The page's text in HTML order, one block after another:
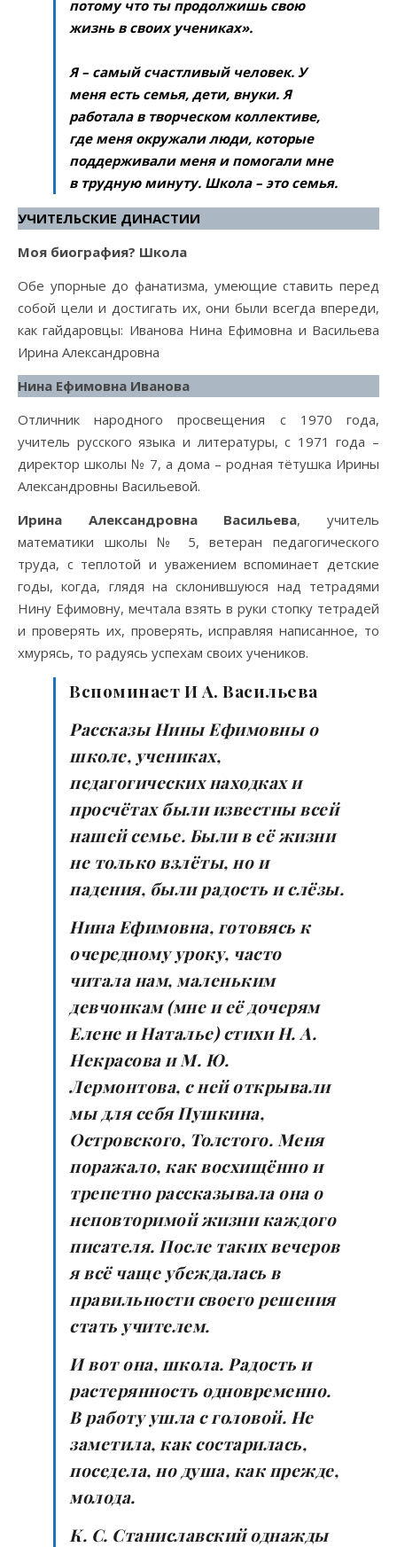
потому что ты продолжишь свою
жизнь в своих учениках».
Я – самый счастливый человек. У
меня есть семья, дети, внуки. Я
работала в творческом коллективе,
где меня окружали люди, которые
поддерживали меня и помогали мне
в трудную минуту. Школа – это семья.
УЧИТЕЛЬСКИЕ ДИНАСТИИ
Моя биография? Школа
Обе упорные до фанатизма, умеющие ставить перед
собой цели и достигать их, они были всегда впереди,
как гайдаровцы: Иванова Нина Ефимовна и Васильева
Ирина Александровна
Нина Ефимовна Иванова
Отличник народного просвещения с 1970 года,
учитель русского языка и литературы, с 1971 года –
директор школы № 7, а дома – родная тётушка Ирины
Александровны Васильевой.
Ирина Александровна Васильева, учитель
математики школы № 5, ветеран педагогического
труда, с теплотой и уважением вспоминает детские
годы, когда, глядя на склонившуюся над тетрадями
Нину Ефимовну, мечтала взять в руки стопку тетрадей
и проверять их, проверять, исправляя написанное, то
хмурясь, то радуясь успехам своих учеников.
Вспоминает И А. Васильева
Рассказы Нины Ефимовны о
школе, учениках,
педагогических находках и
просчётах были известны всей
нашей семье. Были в её жизни
не только взлёты, но и
падения, были радость и слёзы.
Нина Ефимовна, готовясь к
очередному уроку, часто
читала нам, маленьким
девчонкам (мне и её дочерям
Елене и Наталье) стихи Н. А.
Некрасова и М. Ю.
Лермонтова, с ней открывали
мы для себя Пушкина,
Островского, Толстого. Меня
поражало, как восхищённо и
трепетно рассказывала она о
неповторимой жизни каждого
писателя. После таких вечеров
я всё чаще убеждалась в
правильности своего решения
стать учителем.
И вот она, школа. Радость и
растерянность одновременно.
В работу ушла с головой. Не
заметила, как состарилась,
поседела, но душа, как прежде,
молода.
К. С. Станиславский однажды